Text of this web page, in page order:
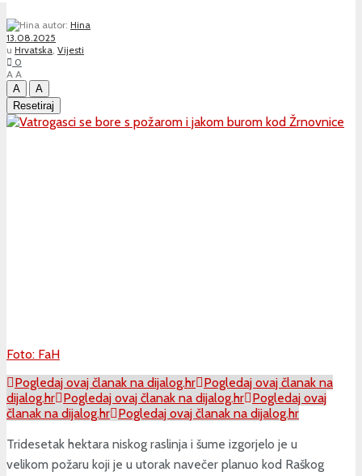
autor: Hina
13.08.2025
u Hrvatska, Vijesti
0
A A
A
A
Resetiraj
Foto: FaH
Pogledaj ovaj članak na dijalog.hr Pogledaj ovaj članak na
dijalog.hr Pogledaj ovaj članak na dijalog.hr Pogledaj ovaj
članak na dijalog.hr Pogledaj ovaj članak na dijalog.hr
Tridesetak hektara niskog raslinja i šume izgorjelo je u
velikom požaru koji je u utorak navečer planuo kod Raškog